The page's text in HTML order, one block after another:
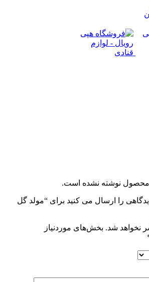
محصول نوشته نشده است.
را ارسال می کنید برای “مولد گل
نخواهد شد. بخش‌های موردنیاز